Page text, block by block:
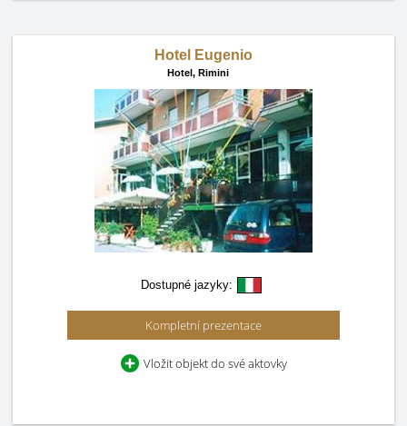
Hotel Eugenio
Hotel, Rimini
Dostupné jazyky:
Kompletní prezentace
Vložit objekt do své aktovky